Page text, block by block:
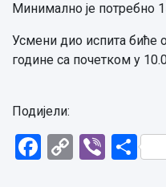
Минимално је потребно
Усмени дио испита биће
године са почетком у
Подијели:
Facebook
CopyViber